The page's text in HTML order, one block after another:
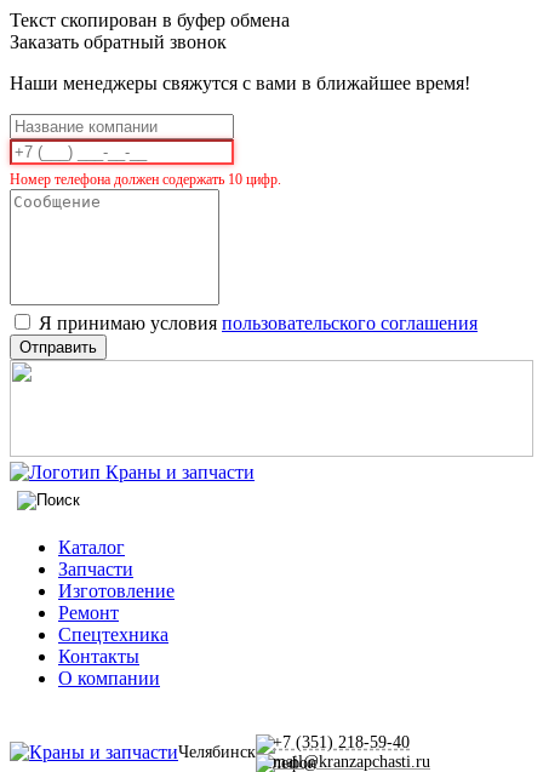
Текст скопирован в буфер обмена
Заказать обратный звонок
Наши менеджеры свяжутся с вами в ближайшее время!
Номер телефона должен содержать 10 цифр.
Я принимаю условия пользовательского соглашения
Отправить
Каталог
Запчасти
Изготовление
Ремонт
Спецтехника
Контакты
О компании
Челябинск
+7 (351) 218-59-40
mail@kranzapchasti.ru